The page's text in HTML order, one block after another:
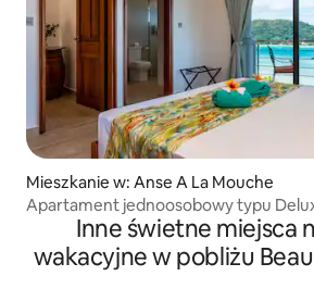
Mieszkanie w: Anse A La Mouche
Apartament jednoosobowy typu
wyżywieniem
Inne świetne miejsca
wakacyjne w pobliżu